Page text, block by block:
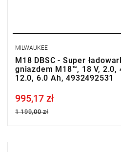
MILWAUKEE
M18 DBSC - Super
gniazdem M18™, 18 V, 2.0,
12.0, 6.0 Ah, 4932492531
Price tax included
995,17 zł
1 199,00 zł